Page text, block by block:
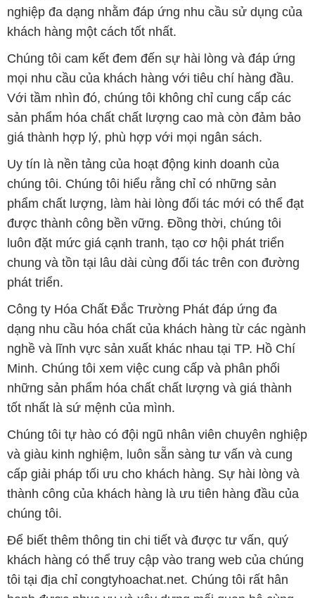
nghiệp đa dạng nhằm đáp ứng nhu cầu sử dụng của
khách hàng một cách tốt nhất.
Chúng tôi cam kết đem đến sự hài lòng và đáp ứng
mọi nhu cầu của khách hàng với tiêu chí hàng đầu.
Với tầm nhìn đó, chúng tôi không chỉ cung cấp các
sản phẩm hóa chất chất lượng cao mà còn đảm bảo
giá thành hợp lý, phù hợp với mọi ngân sách.
Uy tín là nền tảng của hoạt động kinh doanh của
chúng tôi. Chúng tôi hiểu rằng chỉ có những sản
phẩm chất lượng, làm hài lòng đối tác mới có thể đạt
được thành công bền vững. Đồng thời, chúng tôi
luôn đặt mức giá cạnh tranh, tạo cơ hội phát triển
chung và tồn tại lâu dài cùng đối tác trên con đường
phát triển.
Công ty Hóa Chất Đắc Trường Phát đáp ứng đa
dạng nhu cầu hóa chất của khách hàng từ các ngành
nghề và lĩnh vực sản xuất khác nhau tại TP. Hồ Chí
Minh. Chúng tôi xem việc cung cấp và phân phối
những sản phẩm hóa chất chất lượng và giá thành
tốt nhất là sứ mệnh của mình.
Chúng tôi tự hào có đội ngũ nhân viên chuyên nghiệp
và giàu kinh nghiệm, luôn sẵn sàng tư vấn và cung
cấp giải pháp tối ưu cho khách hàng. Sự hài lòng và
thành công của khách hàng là ưu tiên hàng đầu của
chúng tôi.
Để biết thêm thông tin chi tiết và được tư vấn, quý
khách hàng có thể truy cập vào trang web của chúng
tôi tại địa chỉ congtyhoachat.net. Chúng tôi rất hân